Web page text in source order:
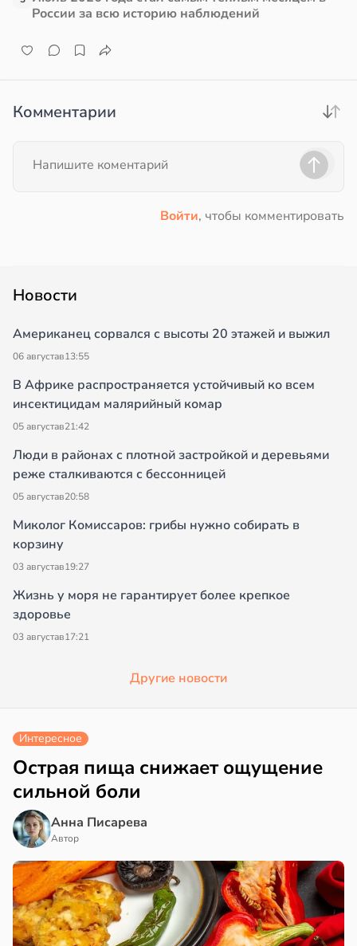
России за всю историю наблюдений
Комментарии
Войти, чтобы комментировать
Новости
Американец сорвался с высоты 20 этажей и выжил
06 августав13:55
В Африке распространяется устойчивый ко всем
инсектицидам малярийный комар
05 августав21:42
Люди в районах с плотной застройкой и деревьями
реже сталкиваются с бессонницей
05 августав20:58
Миколог Комиссаров: грибы нужно собирать в
корзину
03 августав19:27
Жизнь у моря не гарантирует более крепкое
здоровье
03 августав17:21
Другие новости
Интересное
Острая пища снижает ощущение
сильной боли
Анна Писарева
Автор